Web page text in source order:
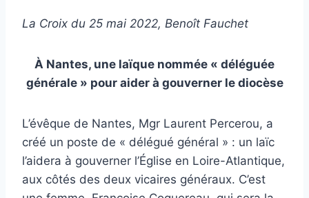
La Croix du 25 mai 2022, Benoît Fauchet
À Nantes, une laïque nommée « déléguée
générale » pour aider à gouverner le diocèse
L’évêque de Nantes, Mgr Laurent Percerou, a
créé un poste de « délégué général » : un laïc
l’aidera à gouverner l’Église en Loire-Atlantique,
aux côtés des deux vicaires généraux. C’est